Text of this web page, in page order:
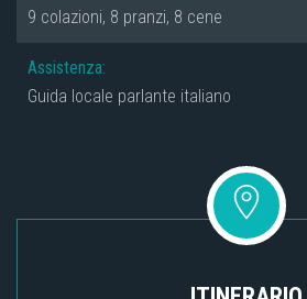
9 colazioni, 8 pranzi, 8 cene
Assistenza:
Guida locale parlante italiano